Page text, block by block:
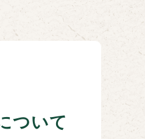
ついて